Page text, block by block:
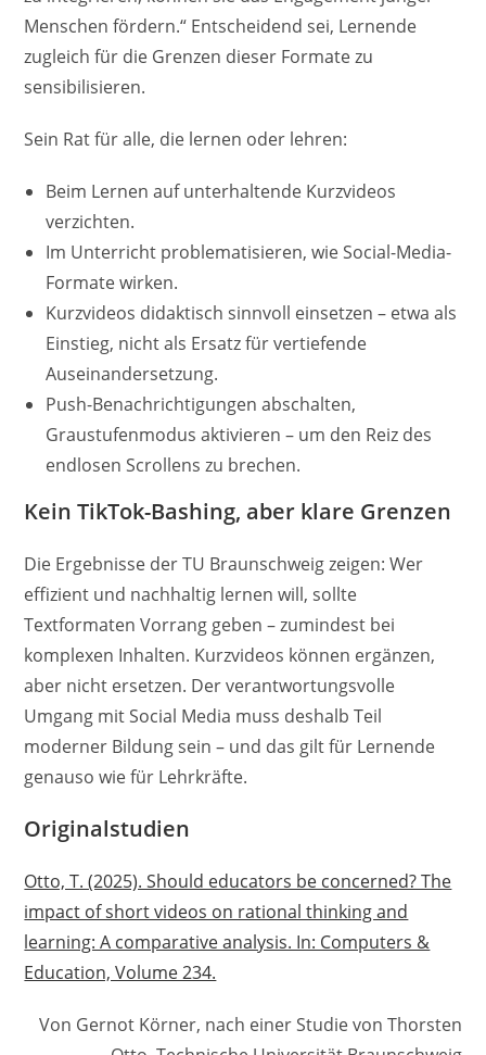
Menschen fördern.“ Entscheidend sei, Lernende
zugleich für die Grenzen dieser Formate zu
sensibilisieren.
Sein Rat für alle, die lernen oder lehren:
Beim Lernen auf unterhaltende Kurzvideos
verzichten.
Im Unterricht problematisieren, wie Social-Media-
Formate wirken.
Kurzvideos didaktisch sinnvoll einsetzen – etwa als
Einstieg, nicht als Ersatz für vertiefende
Auseinandersetzung.
Push-Benachrichtigungen abschalten,
Graustufenmodus aktivieren – um den Reiz des
endlosen Scrollens zu brechen.
Kein TikTok-Bashing, aber klare Grenzen
Die Ergebnisse der TU Braunschweig zeigen: Wer
effizient und nachhaltig lernen will, sollte
Textformaten Vorrang geben – zumindest bei
komplexen Inhalten. Kurzvideos können ergänzen,
aber nicht ersetzen. Der verantwortungsvolle
Umgang mit Social Media muss deshalb Teil
moderner Bildung sein – und das gilt für Lernende
genauso wie für Lehrkräfte.
Originalstudien
Otto, T. (2025). Should educators be concerned? The
impact of short videos on rational thinking and
learning: A comparative analysis. In: Computers &
Education, Volume 234.
Von Gernot Körner, nach einer Studie von Thorsten